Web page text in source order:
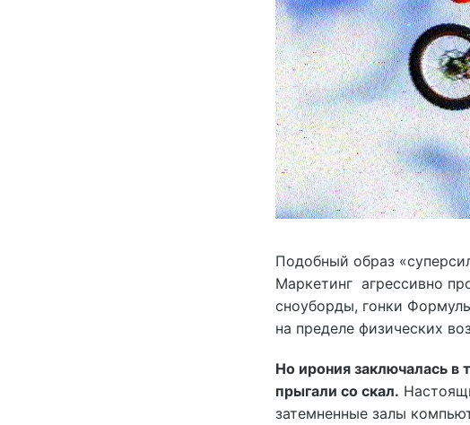
Подобный образ
Маркетинг агрессивно
сноуборды, гонки
на пределе физических
Но ирония заключалась в
прыгали со скал.
затемненные залы